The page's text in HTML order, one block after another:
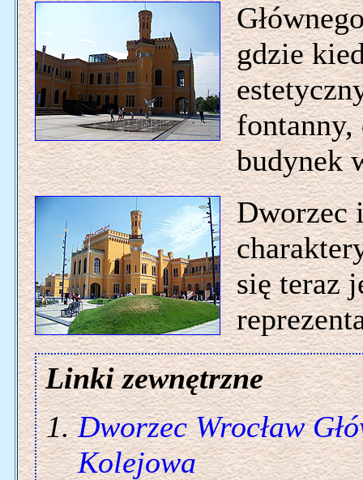
gdzie
fontanny,
budynek
Dworzec
się teraz
Linki zewnętrzne
Dworzec Wrocław
Kolejowa